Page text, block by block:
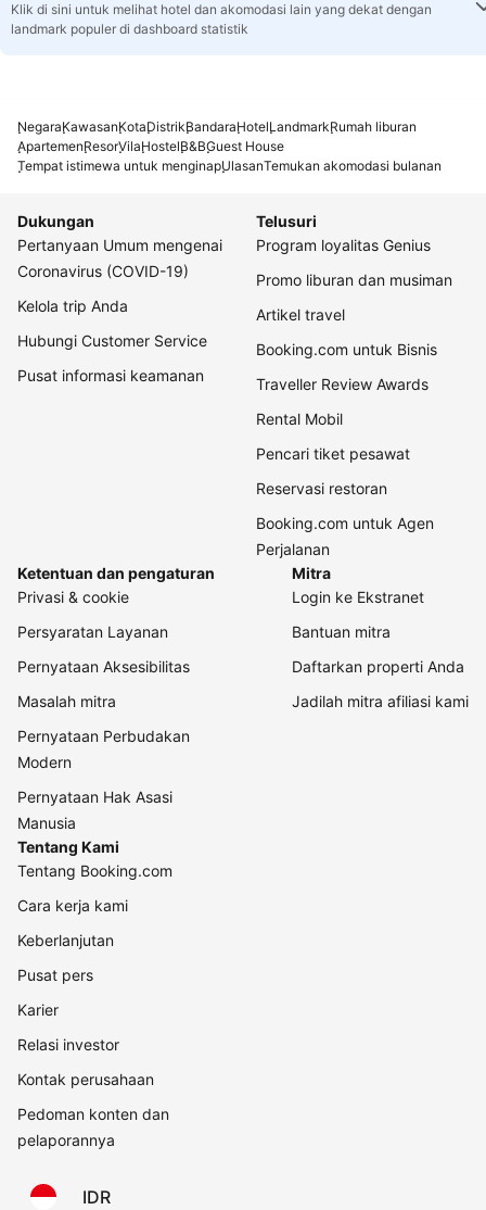
Klik di sini untuk melihat hotel dan akomodasi lain yang dekat dengan
landmark populer di dashboard statistik
NegaraKawasanKotaDistrikBandaraHotelLandmarkRumah liburan
ApartemenResorVilaHostelB&BGuest House
Tempat istimewa untuk menginapUlasanTemukan akomodasi bulanan
Dukungan
Pertanyaan Umum mengenai
Coronavirus (COVID-19)
Kelola trip Anda
Hubungi Customer Service
Pusat informasi keamanan
Telusuri
Program loyalitas Genius
Promo liburan dan musiman
Artikel travel
Booking.com untuk Bisnis
Traveller Review Awards
Rental Mobil
Pencari tiket pesawat
Reservasi restoran
Booking.com untuk Agen
Perjalanan
Ketentuan dan pengaturan
Privasi & cookie
Persyaratan Layanan
Pernyataan Aksesibilitas
Masalah mitra
Pernyataan Perbudakan
Modern
Pernyataan Hak Asasi
Manusia
Mitra
Login ke Ekstranet
Bantuan mitra
Daftarkan properti Anda
Jadilah mitra afiliasi kami
Tentang Kami
Tentang Booking.com
Cara kerja kami
Keberlanjutan
Pusat pers
Karier
Relasi investor
Kontak perusahaan
Pedoman konten dan
pelaporannya
IDR